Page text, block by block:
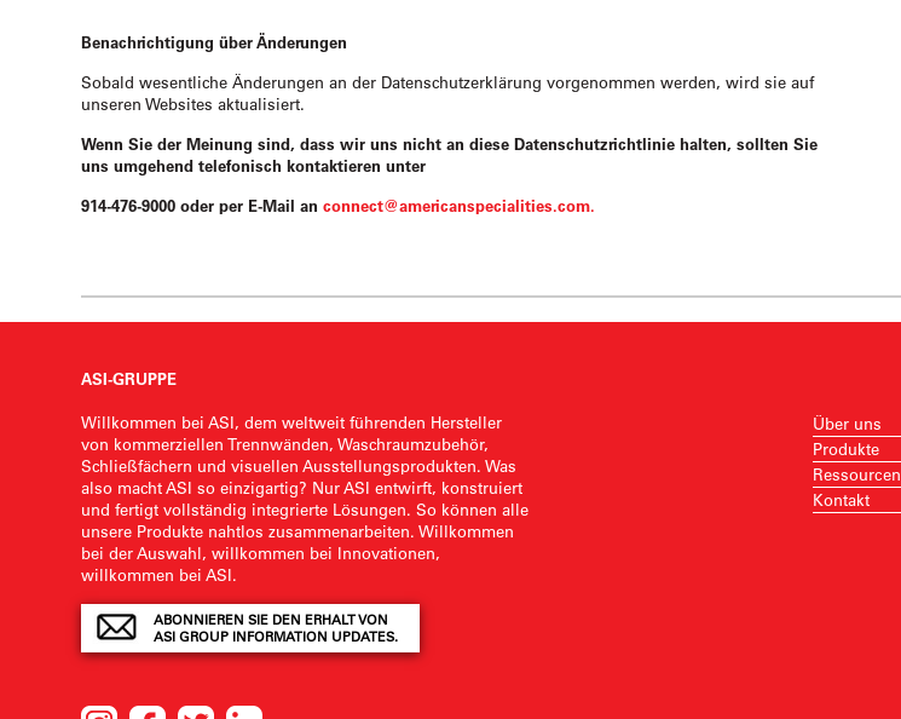
Benachrichtigung über Änderungen
Sobald wesentliche Änderungen an der Datenschutzerklärung vorgenommen werden, wird sie auf
unseren Websites aktualisiert.
Wenn Sie der Meinung sind, dass wir uns nicht an diese Datenschutzrichtlinie halten, sollten Sie
uns umgehend telefonisch kontaktieren unter
914-476-9000 oder per E-Mail anconnect@americanspecialities.com.
ASI-GRUPPE
Willkommen bei ASI, dem weltweit führenden Hersteller
von kommerziellen Trennwänden, Waschraumzubehör,
Schließfächern und visuellen Ausstellungsprodukten. Was
also macht ASI so einzigartig? Nur ASI entwirft, konstruiert
und fertigt vollständig integrierte Lösungen. So können alle
unsere Produkte nahtlos zusammenarbeiten. Willkommen
bei der Auswahl, willkommen bei Innovationen,
willkommen bei ASI.
ABONNIEREN SIE DEN ERHALT VON
ASI GROUP INFORMATION UPDATES.
Über uns
Produkte
Ressourcen
Kontakt